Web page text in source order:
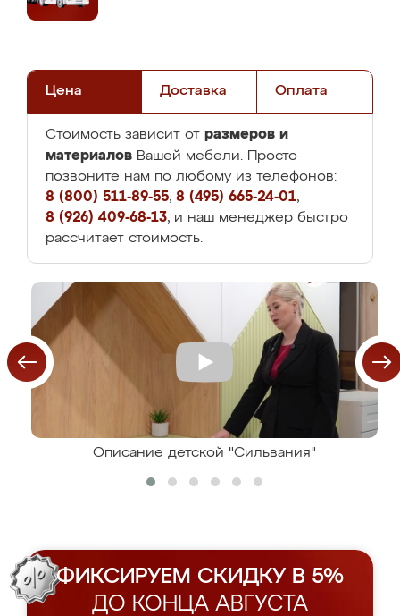
Цена Доставка Оплата
Стоимость зависит от размеров и
материалов Вашей мебели. Просто
позвоните нам по любому из телефонов:
8 (800) 511-89-55, 8 (495) 665-24-01,
8 (926) 409-68-13, и наш менеджер быстро
рассчитает стоимость.
Описание детской "Сильвания"
ФИКСИРУЕМ СКИДКУ В 5%
ДО КОНЦА АВГУСТА